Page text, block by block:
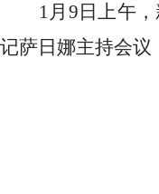
1月9日上午
记萨日娜主持会议